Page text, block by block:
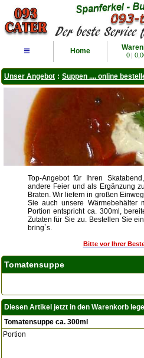
≡ Home 0 |
Unser Angebot : Suppen .... online
Top-Angebot für Ihren
andere Feier und als Ergänzung
Braten. Wir liefern in großen
Sie auch unsere Wärmebehälter
Portion entspricht ca. 300ml,
Zutaten für Sie zu. Bestellen Sie
bring`s.
Bitte vor Ihrer
Tomatensuppe
Diesen Artikel jetzt in den Warenkorb
Tomatensuppe ca. 300ml
Portion